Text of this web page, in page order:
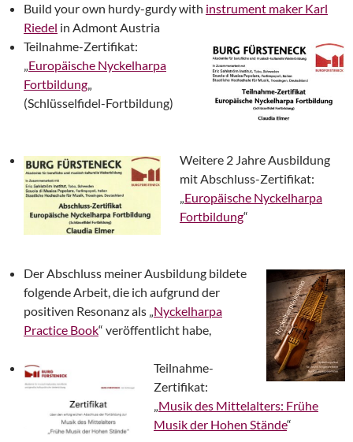
Build your own hurdy-gurdy with instrument maker Karl
Riedel in Admont Austria
Teilnahme-Zertifikat:
„Europäische Nyckelharpa
Fortbildung„
(Schlüsselfidel-Fortbildung)
Weitere 2 Jahre Ausbildung
mit Abschluss-Zertifikat:
„Europäische Nyckelharpa
Fortbildung“
Der Abschluss meiner Ausbildung bildete
folgende Arbeit, die ich aufgrund der
positiven Resonanz als „Nyckelharpa
Practice Book“ veröffentlicht habe,
Teilnahme-
Zertifikat:
„Musik des Mittelalters: Frühe
Musik der Hohen Stände“